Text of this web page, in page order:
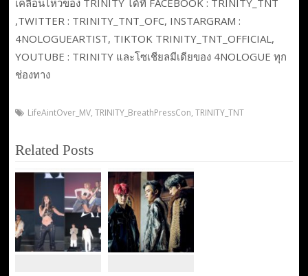
,TWITTER : TRINITY_TNT_OFC, INSTARGRAM :
4NOLOGUEARTIST, TIKTOK TRINITY_TNT_OFFICIAL,
YOUTUBE : TRINITY และโซเชียลมีเดียของ 4NOLOGUE ทุก
ช่องทาง
LifeAintOver_MV, TRINITY_BreathPressCon, TRINITY_TNT
Related Posts